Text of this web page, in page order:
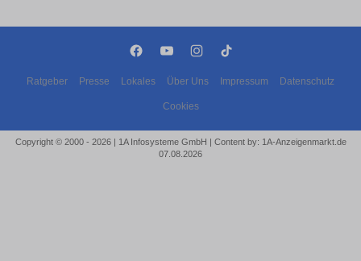
Ratgeber Presse Lokales Über Uns Impressum Datenschutz
Cookies
Copyright © 2000 - 2026 | 1A Infosysteme GmbH | Content by: 1A-Anzeigenmarkt.de
07.08.2026